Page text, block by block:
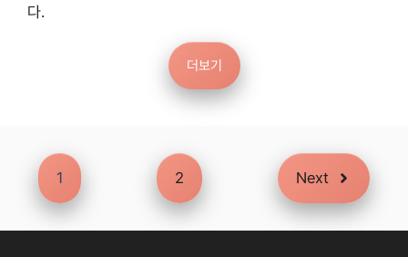
다.
더보기
1 2 Next